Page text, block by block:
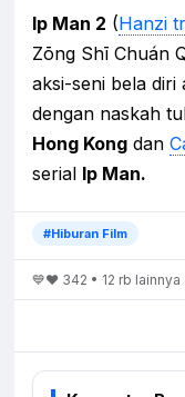
Ip Man 2 (Hanzi
Zōng Shī Chuán
aksi-seni bela diri
dengan naskah
Hong Kong dan
serial Ip Man.
#Hiburan Film
💙❤️ 342 • 12 rb lainnya